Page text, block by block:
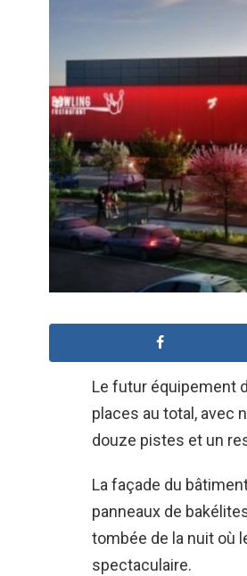
Le futur équipement
places au total, avec
douze pistes et un
La façade du
panneaux de
tombée de la nuit où
spectaculaire.